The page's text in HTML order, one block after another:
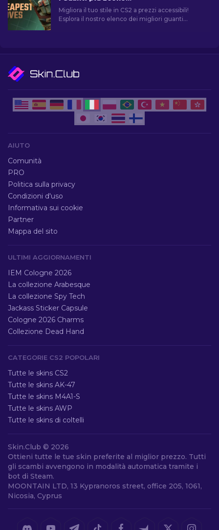
Migliora il tuo stile in CS2 a prezzi accessibili!
Esplora il nostro elenco dei migliori guanti
AIUTO
Comunità
PRO
Politica sulla privacy
Condizioni d'uso
Informativa sui cookie
Partner
Mappa del sito
ULTIMI AGGIORNAMENTI
IEM Cologne 2026
La collezione Arabesque
La collezione Spy Tech
Jackass Sticker Capsule
Cologne 2026 Charms
Collezione Dead Hand
CATEGORIE CS2 POPOLARI
Tutte le skins CS2
Tutte le skins AK-47
Tutte le skins M4A1-S
Tutte le skins AWP
Tutte le skins di coltelli
Skin.Club © 2026
Ottieni tutte le tue skin preferite al miglior prezzo. Tutti
gli scambi avvengono in modalità automatica tramite i
bot di Steam.
MOONTAIN LTD, 13 Kypranoros street, office 205, 1061,
Nicosia, Cyprus